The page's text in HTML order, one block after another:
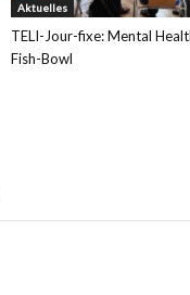
Aktuelles
TELI-Jour-fixe: Mental
Fish-Bowl